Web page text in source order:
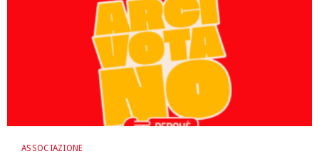
ASSOCIAZIONE